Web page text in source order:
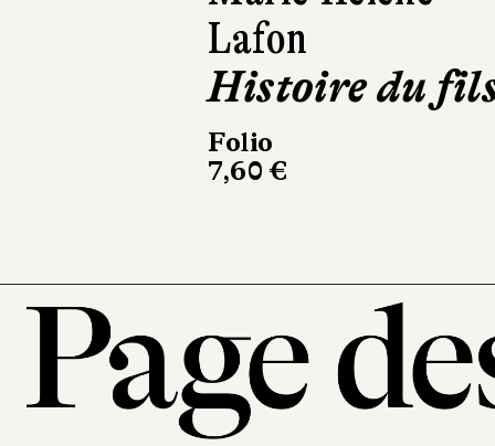
Une sortie
honorable
Actes Sud
199 pages, 18,50 €